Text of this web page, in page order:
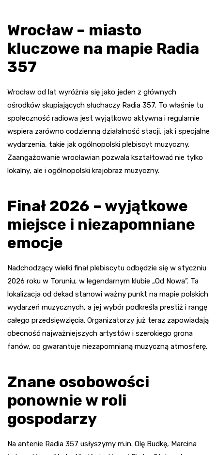
Wrocław – miasto
kluczowe na mapie Radia
357
Wrocław od lat wyróżnia się jako jeden z głównych
ośrodków skupiających słuchaczy Radia 357. To właśnie tu
społeczność radiowa jest wyjątkowo aktywna i regularnie
wspiera zarówno codzienną działalność stacji, jak i specjalne
wydarzenia, takie jak ogólnopolski plebiscyt muzyczny.
Zaangażowanie wrocławian pozwala kształtować nie tylko
lokalny, ale i ogólnopolski krajobraz muzyczny.
Finał 2026 – wyjątkowe
miejsce i niezapomniane
emocje
Nadchodzący wielki finał plebiscytu odbędzie się w styczniu
2026 roku w Toruniu, w legendarnym klubie „Od Nowa”. Ta
lokalizacja od dekad stanowi ważny punkt na mapie polskich
wydarzeń muzycznych, a jej wybór podkreśla prestiż i rangę
całego przedsięwzięcia. Organizatorzy już teraz zapowiadają
obecność najważniejszych artystów i szerokiego grona
fanów, co gwarantuje niezapomnianą muzyczną atmosferę.
Znane osobowości
ponownie w roli
gospodarzy
Na antenie Radia 357 usłyszymy m.in. Olę Budkę, Marcina